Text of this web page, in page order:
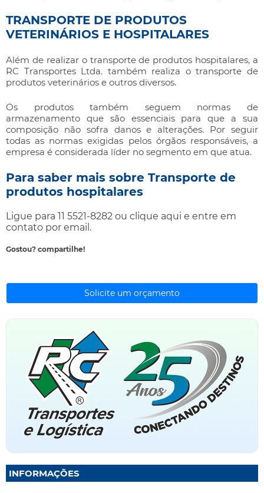
TRANSPORTE DE PRODUTOS
VETERINÁRIOS E HOSPITALARES
Além de realizar o transporte de produtos hospitalares, a
RC Transportes Ltda. também realiza o transporte de
produtos veterinários e outros diversos.
Os produtos também seguem normas de
armazenamento que são essenciais para que a sua
composição não sofra danos e alterações. Por seguir
todas as normas exigidas pelos órgãos responsáveis, a
empresa é considerada líder no segmento em que atua.
Para saber mais sobre Transporte de
produtos hospitalares
Ligue para 11 5521-8282 ou clique aqui e entre em
contato por email.
Gostou? compartilhe!
Solicite um orçamento
INFORMAÇÕES